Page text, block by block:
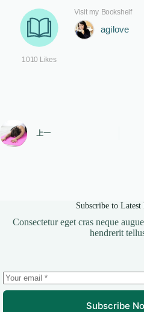
上一
Subscribe to Latest
Consectetur eget cras neque
hendrerit
Subscribe